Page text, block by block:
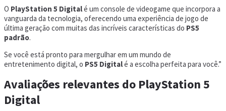
O PlayStation 5 Digitalé um console de videogame que incorpora a
vanguarda da tecnologia, oferecendo uma experiência de jogo de
última geração com muitas das incríveis características do PS5
padrão.
Se você está pronto para mergulhar em um mundo de
entretenimento digital, o PS5 Digitalé a escolha perfeita para você.”
Avaliações relevantes do PlayStation 5
Digital